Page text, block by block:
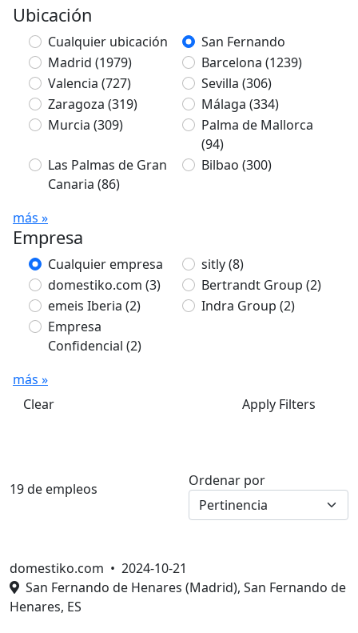
Ubicación
Cualquier ubicación
San Fernando
Madrid (1979) Barcelona (1239)
Valencia (727) Sevilla (306)
Zaragoza (319) Málaga (334)
Murcia (309)
Palma de Mallorca
(94)
Las Palmas de Gran
Canaria (86)
Bilbao (300)
más »
Empresa
Cualquier empresa sitly(8)
domestiko.com (3) Bertrandt Group (2)
emeis Iberia (2) Indra Group (2)
Empresa
Confidencial (2)
más »
Clear
Apply Filters
19 de empleos Ordenar por
domestiko.com • 2024-10-21
San Fernando de Henares (Madrid), San Fernando de
Henares, ES